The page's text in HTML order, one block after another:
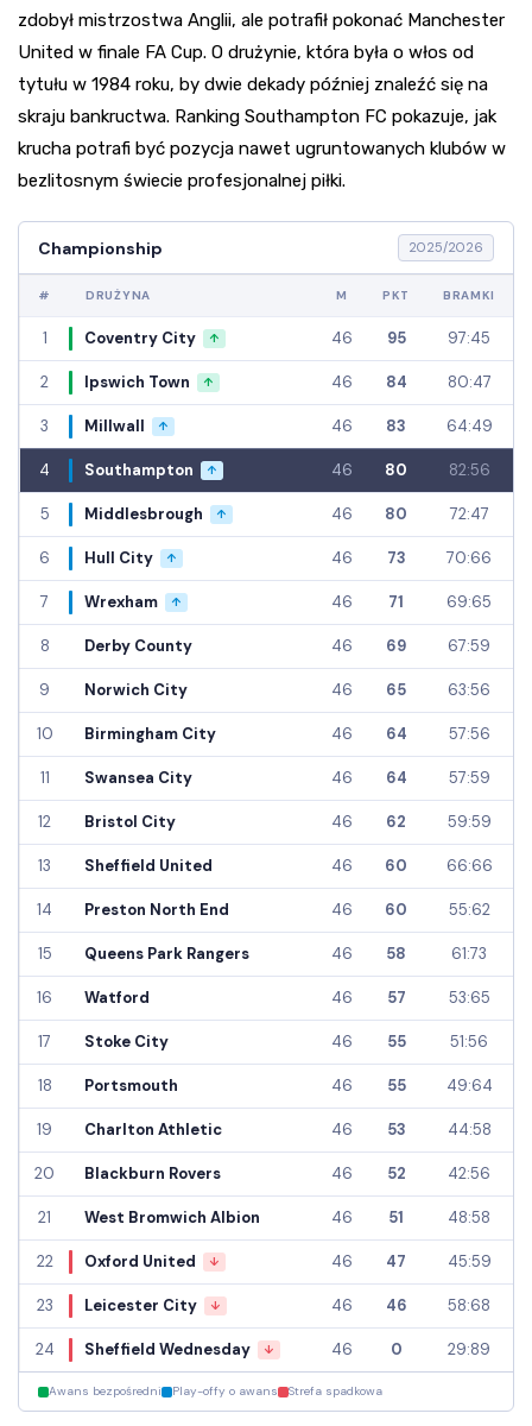
zdobył mistrzostwa Anglii, ale potrafił pokonać Manchester
United w finale FA Cup. O drużynie, która była o włos od
tytułu w 1984 roku, by dwie dekady później znaleźć się na
skraju bankructwa. Ranking Southampton FC pokazuje, jak
krucha potrafi być pozycja nawet ugruntowanych klubów w
bezlitosnym świecie profesjonalnej piłki.
Championship 2025/2026
# DRUŻYNA M PKT BRAMKI
1 Coventry City ↑ 46 95 97:45
2 Ipswich Town ↑ 46 84 80:47
3 Millwall ↑ 46 83 64:49
4 Southampton ↑ 46 80 82:56
5 Middlesbrough ↑ 46 80 72:47
6 Hull City ↑ 46 73 70:66
7 Wrexham ↑ 46 71 69:65
8 Derby County 46 69 67:59
9 Norwich City 46 65 63:56
10 Birmingham City 46 64 57:56
11 Swansea City 46 64 57:59
12 Bristol City 46 62 59:59
13 Sheffield United 46 60 66:66
14 Preston North End 46 60 55:62
15 Queens Park Rangers 46 58 61:73
16 Watford 46 57 53:65
17 Stoke City 46 55 51:56
18 Portsmouth 46 55 49:64
19 Charlton Athletic 46 53 44:58
20 Blackburn Rovers 46 52 42:56
21 West Bromwich Albion 46 51 48:58
22 Oxford United ↓ 46 47 45:59
23 Leicester City ↓ 46 46 58:68
24 Sheffield Wednesday ↓ 46 0 29:89
Awans bezpośredni Play-offy o awans Strefa spadkowa